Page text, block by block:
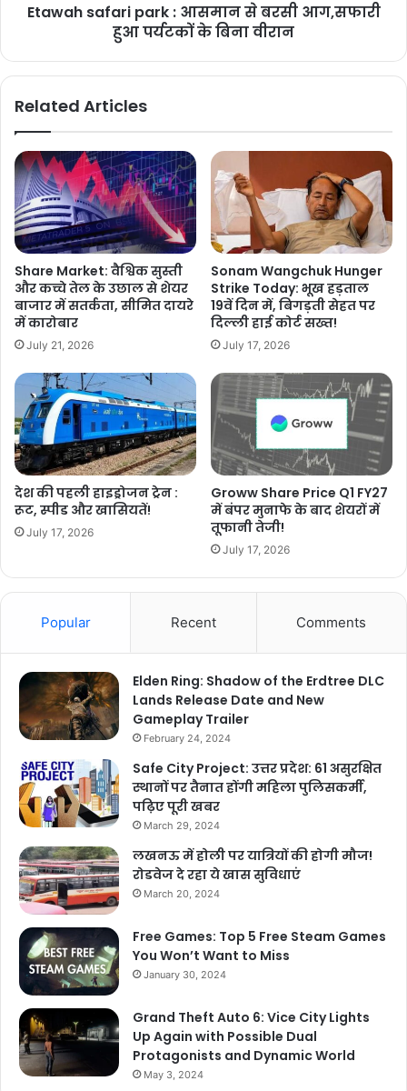
Etawah safari park : आसमान से बरसी आग,सफारी
हुआ पर्यटकों के बिना वीरान
Related Articles
Share Market: वैश्विक सुस्ती
और कच्चे तेल के उछाल से शेयर
बाजार में सतर्कता, सीमित दायरे
में कारोबार
July 21, 2026
Sonam Wangchuk Hunger
Strike Today: भूख हड़ताल
19वें दिन में, बिगड़ती सेहत पर
दिल्ली हाई कोर्ट सख्त!
July 17, 2026
देश की पहली हाइड्रोजन ट्रेन :
रूट, स्पीड और खासियतें!
July 17, 2026
Groww Share Price Q1 FY27
में बंपर मुनाफे के बाद शेयरों में
तूफानी तेजी!
July 17, 2026
Popular Recent Comments
Elden Ring: Shadow of the Erdtree DLC
Lands Release Date and New
Gameplay Trailer
February 24, 2024
Safe City Project: उत्तर प्रदेश: 61 असुरक्षित
स्थानों पर तैनात होंगी महिला पुलिसकर्मी,
पढ़िए पूरी खबर
March 29, 2024
लखनऊ में होली पर यात्रियों की होगी मौज!
रोडवेज दे रहा ये खास सुविधाएं
March 20, 2024
Free Games: Top 5 Free Steam Games
You Won’t Want to Miss
January 30, 2024
Grand Theft Auto 6: Vice City Lights
Up Again with Possible Dual
Protagonists and Dynamic World
May 3, 2024